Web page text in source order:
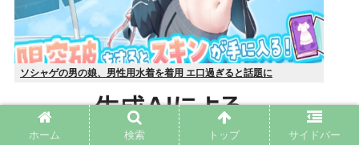
ソシャゲの男の娘、男性用水着を着用 エ口過ぎると話題に
ホーム 検索 トップ サイドバー